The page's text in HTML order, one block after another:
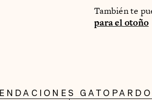
También te
para el otoño
GATOPARDO